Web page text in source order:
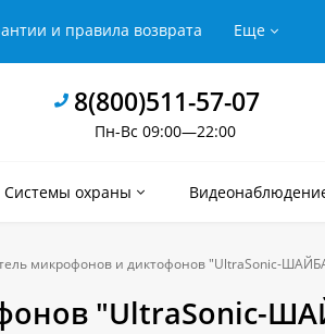
и правила возврата Еще
8(800)511-57-07
Пн-Вс 09:00—22:00
Системы охраны
микрофонов и диктофонов "UltraSonic-
"UltraSonic-